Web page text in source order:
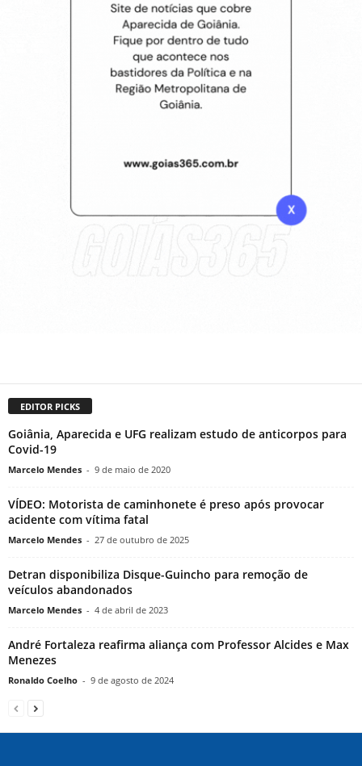
EDITOR PICKS
Goiânia, Aparecida e UFG realizam estudo de anticorpos para
Covid-19
Marcelo Mendes - 9 de maio de 2020
VÍDEO: Motorista de caminhonete é preso após provocar
acidente com vítima fatal
Marcelo Mendes - 27 de outubro de 2025
Detran disponibiliza Disque-Guincho para remoção de
veículos abandonados
Marcelo Mendes - 4 de abril de 2023
André Fortaleza reafirma aliança com Professor Alcides e Max
Menezes
Ronaldo Coelho - 9 de agosto de 2024